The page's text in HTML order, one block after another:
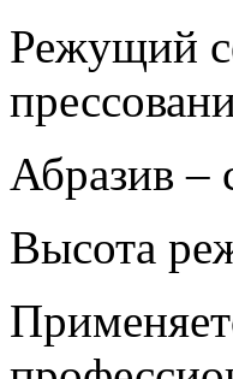
Режущий
Абразив –
Высота